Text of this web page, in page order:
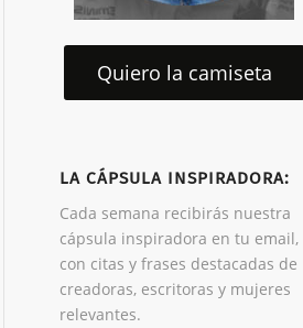
Quiero la camiseta
LA CÁPSULA INSPIRADORA:
Cada semana recibirás nuestra
cápsula inspiradora en tu email,
con citas y frases destacadas de
creadoras, escritoras y mujeres
relevantes.